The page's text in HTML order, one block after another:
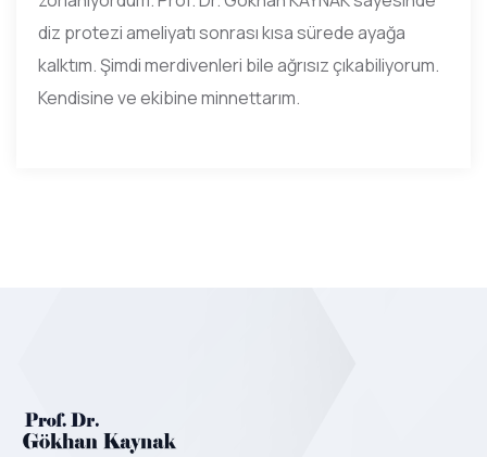
diz protezi ameliyatı sonrası kısa sürede ayağa
kalktım. Şimdi merdivenleri bile ağrısız çıkabiliyorum.
Kendisine ve ekibine minnettarım.